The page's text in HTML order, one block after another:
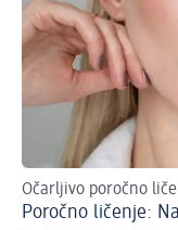
Očarljivo poročno
Poročno ličenje: